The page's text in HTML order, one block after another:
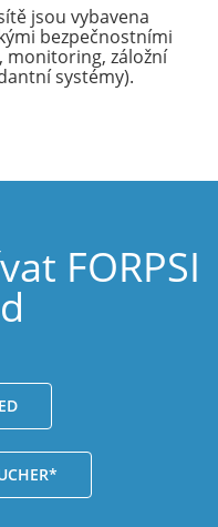
jsou vybavena
bezpečnostními
monitoring, záložní
systémy).
FORPSI